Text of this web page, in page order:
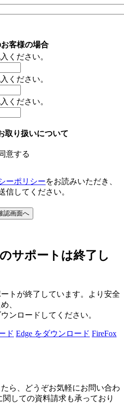
客様の場合
ください。
ください。
ください。
取り扱いについて
意する
ーポリシーをお読みいただき、
信してください。
サポートは終了し
トが終了しています。より安全
、
ンロードしてください。
ド Edge をダウンロード FireFox
ら、どうぞお気軽にお問い合わ
しての資料請求も承っており